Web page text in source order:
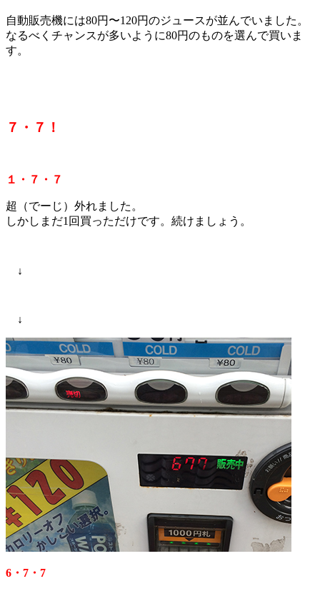
自動販売機には80円〜120円のジュースが並んでいました。
なるべくチャンスが多いように80円のものを選んで買いま
す。
７・７！
１・７・７
超（でーじ）外れました。
しかしまだ1回買っただけです。続けましょう。
↓
↓
6・7・7